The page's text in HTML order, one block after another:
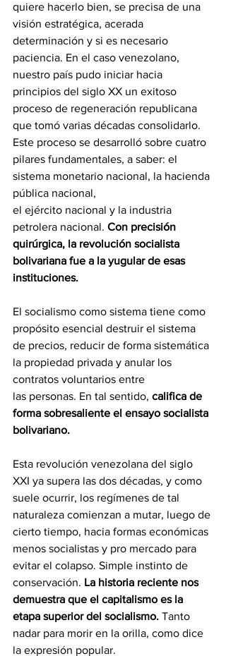
quiere hacerlo bien, se precisa de una
visión estratégica, acerada
determinación y si es necesario
paciencia. En el caso venezolano,
nuestro país pudo iniciar hacia
principios del siglo XX un exitoso
proceso de regeneración republicana
que tomó varias décadas consolidarlo.
Este proceso se desarrolló sobre cuatro
pilares fundamentales, a saber: el
sistema monetario nacional, la hacienda
pública nacional,
el ejército nacional y la industria
petrolera nacional. Con precisión
quirúrgica, la revolución socialista
bolivariana fue a la yugular de esas
instituciones.
El socialismo como sistema tiene como
propósito esencial destruir el sistema
de precios, reducir de forma sistemática
la propiedad privada y anular los
contratos voluntarios entre
las personas. En tal sentido, califica de
forma sobresaliente el ensayo socialista
bolivariano.
Esta revolución venezolana del siglo
XXI ya supera las dos décadas, y como
suele ocurrir, los regímenes de tal
naturaleza comienzan a mutar, luego de
cierto tiempo, hacia formas económicas
menos socialistas y pro mercado para
evitar el colapso. Simple instinto de
conservación. La historia reciente nos
demuestra que el capitalismo es la
etapa superior del socialismo. Tanto
nadar para morir en la orilla, como dice
la expresión popular.